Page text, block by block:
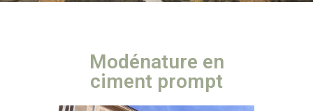
Modénature en
ciment prompt